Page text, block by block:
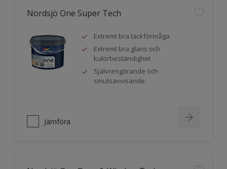
Nordsjö One Super Tech
Extremt bra täckförmåga
Extremt bra glans och
kulörbeständighet
Självrengörande och
smutsavvisande
Jämföra